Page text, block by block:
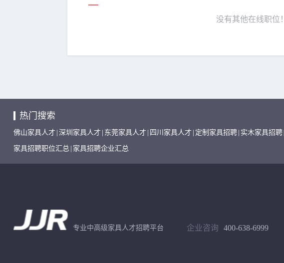
没有其他在线职位！
热门搜索
佛山家具人才 深圳家具人才 东莞家具人才 四川家具人才 定制家具招聘 实木家具招聘
家具招聘职位汇总 家具招聘企业汇总
专业中高级家具人才招聘平台 企业咨询 400-638-6999